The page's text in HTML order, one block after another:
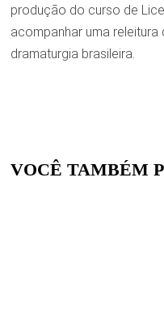
produção do curso de
acompanhar uma
dramaturgia brasileira.
VOCÊ TAMBÉM